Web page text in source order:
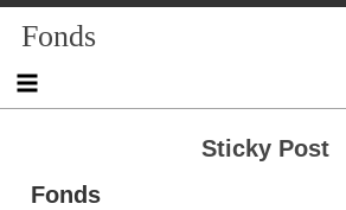
Fonds
Sticky Post
Fonds